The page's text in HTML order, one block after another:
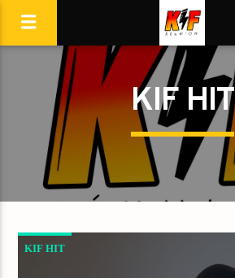
KIF HIT
KIF HIT